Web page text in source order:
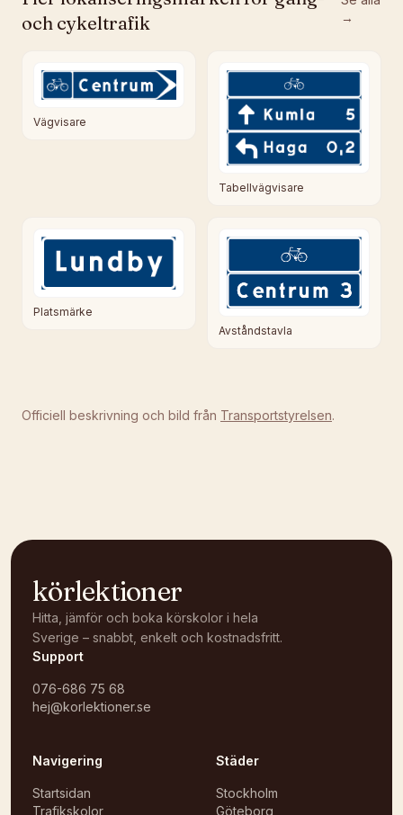
och cykeltrafik
→
Vägvisare
Tabellvägvisare
Platsmärke
Avståndstavla
Officiell beskrivning och bild från Transportstyrelsen.
körlektioner
Hitta, jämför och boka körskolor i hela
Sverige – snabbt, enkelt och kostnadsfritt.
Support
076-686 75 68
hej@korlektioner.se
Navigering
Startsidan
Trafikskolor
Städer
Stockholm
Göteborg